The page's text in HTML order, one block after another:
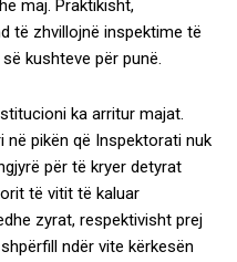
maj. Praktikisht,
të zhvillojnë inspektime të
kushteve për punë.
ka arritur majat.
në pikën që Inspektorati nuk
për të kryer detyrat
të vitit të kaluar
zyrat, respektivisht prej
ndër vite kërkesën